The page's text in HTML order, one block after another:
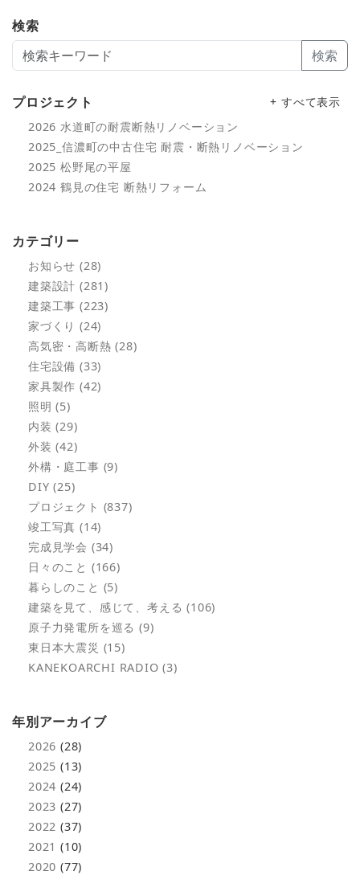
検索
検索
プロジェクト
+ すべて表示
2026 水道町の耐震断熱リノベーション
2025_信濃町の中古住宅 耐震・断熱リノベーション
2025 松野尾の平屋
2024 鶴見の住宅 断熱リフォーム
カテゴリー
お知らせ (28)
建築設計 (281)
建築工事 (223)
家づくり (24)
高気密・高断熱 (28)
住宅設備 (33)
家具製作 (42)
照明 (5)
内装 (29)
外装 (42)
外構・庭工事 (9)
DIY (25)
プロジェクト (837)
竣工写真 (14)
完成見学会 (34)
日々のこと (166)
暮らしのこと (5)
建築を見て、感じて、考える (106)
原子力発電所を巡る (9)
東日本大震災 (15)
KANEKOARCHI RADIO (3)
年別アーカイブ
2026 (28)
2025 (13)
2024 (24)
2023 (27)
2022 (37)
2021 (10)
2020 (77)